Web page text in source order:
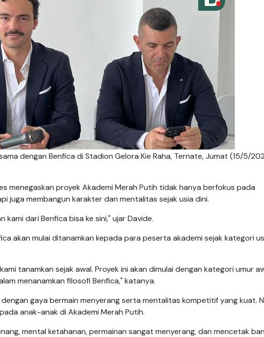
dengan Benfica di Stadion Gelora Kie Raha, Ternate, Jumat (15/5/
menegaskan proyek Akademi Merah Putih tidak hanya berfokus pada
juga membangun karakter dan mentalitas sejak usia dini.
kami dari Benfica bisa ke sini," ujar Davide.
akan mulai ditanamkan kepada para peserta akademi sejak kategori
tanamkan sejak awal. Proyek ini akan dimulai dengan kategori umur
menanamkan filosofi Benfica," katanya.
gaya bermain menyerang serta mentalitas kompetitif yang kuat.
anak-anak di Akademi Merah Putih.
mental ketahanan, permainan sangat menyerang, dan mencetak